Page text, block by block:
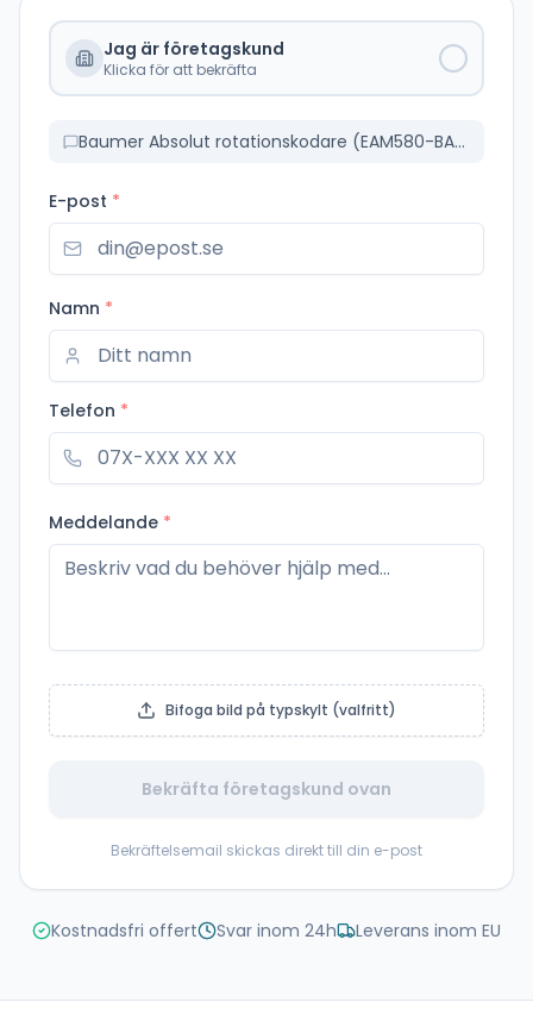
Jag är företagskund
Klicka för att bekräfta
Baumer Absolut rotationskodare (EAM580-BAC.5B4G.13120.A)
E-post *
Namn *
Telefon *
Meddelande *
Bifoga bild på typskylt (valfritt)
Bekräfta företagskund ovan
Bekräftelsemail skickas direkt till din e-post
Kostnadsfri offert Svar inom 24h Leverans inom EU